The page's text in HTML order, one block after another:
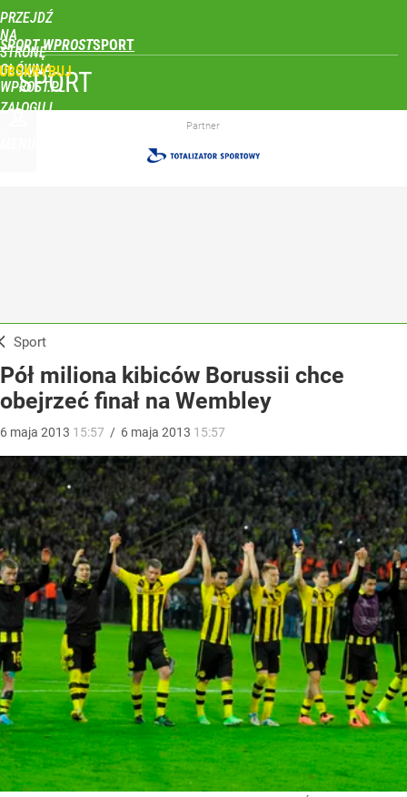
PRZEJDŹ
NA
STRONĘ
GŁÓWNĄ
WPROST.PL
SPORT WPROST
ZALOGUJ
SPORT
Partner
Sport
Pół miliona kibiców Borussii chce
obejrzeć finał na Wembley
6 maja 2013 15:57 / 6 maja 2013 15:57